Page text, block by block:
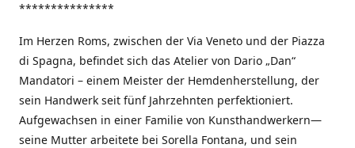
***************
Im Herzen Roms, zwischen der Via Veneto und der Piazza
di Spagna, befindet sich das Atelier von Dario „Dan“
Mandatori – einem Meister der Hemdenherstellung, der
sein Handwerk seit fünf Jahrzehnten perfektioniert.
Aufgewachsen in einer Familie von Kunsthandwerkern—
seine Mutter arbeitete bei Sorella Fontana, und sein